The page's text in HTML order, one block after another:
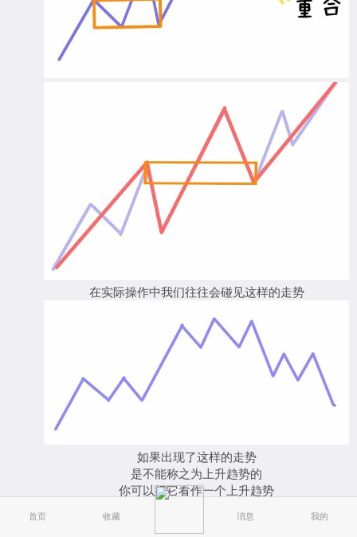
首页 收藏 消息 我的
在实际操作中我们往往会碰见这样的走势
如果出现了这样的走势
是不能称之为上升趋势的
你可以把它看作一个上升趋势